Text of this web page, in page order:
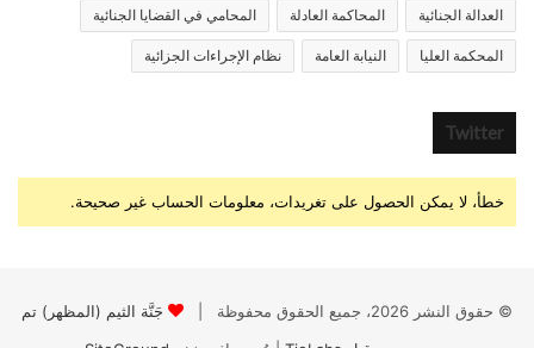
العدالة الجنائية المحاكمة العادلة المحامي في القضايا الجنائية
المحكمة العليا النيابة العامة نظام الإجراءات الجزائية
Twitter
خطأ، لا يمكن الحصول على تغريدات، معلومات الحساب غير صحيحة.
© حقوق النشر 2026، جميع الحقوق محفوظة |
جَنَّة الثيم (المظهر) تم